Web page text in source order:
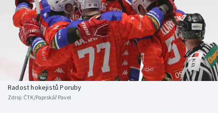
Americký fotbal
Baseball a softbal
Basketbal
Biatlon
NEPŘEHLÉDNĚTE
Soutěže
Historické návraty
Aplikace ČT sport
Radost hokejistů Poruby
Zdroj: ČTK/Paprskář Pavel